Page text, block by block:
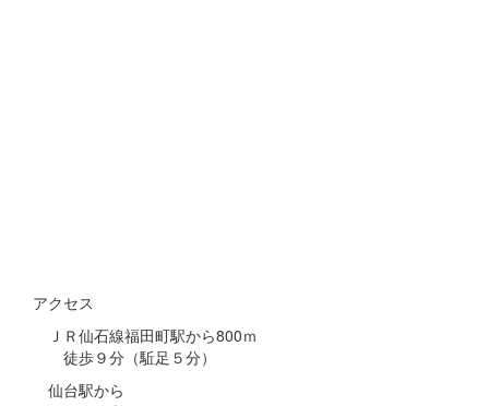
アクセス
ＪＲ仙石線福田町駅から800ｍ
徒歩９分（駈足５分）
仙台駅から